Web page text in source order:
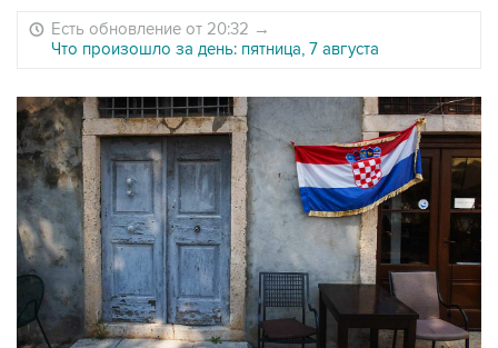
Есть обновление от 20:32 →
Что произошло за день: пятница, 7 августа